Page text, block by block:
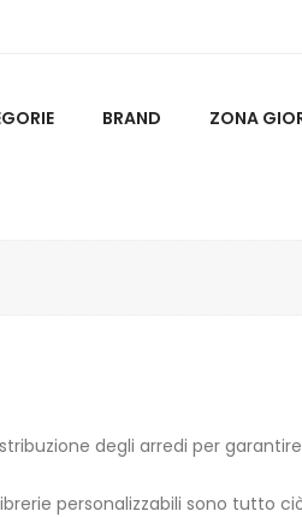
BRAND ZONA
degli arredi per garantire
personalizzabili sono tutto